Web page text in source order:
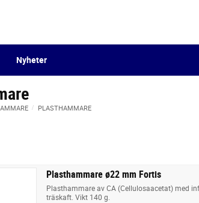
Nyheter
PLASTHAMMARE
Plasthammare ø22 mm Fortis
Plasthammare av CA (Cellulosaacetat) med
träskaft. Vikt 140 g.